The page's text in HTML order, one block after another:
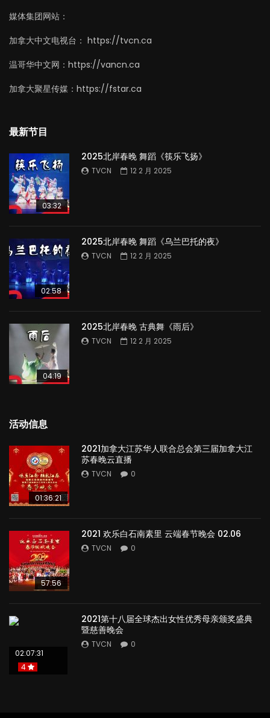
媒体集团网站：
加拿大中文电视台： https://tvcn.ca
温哥华中文网：https://vancn.ca
加拿大聚星传媒：https://fstar.ca
最新节目
03:32
2025北岸春晚 舞蹈《筷乐飞扬》
TVCN 12 2 月 2025
02:58
2025北岸春晚 舞蹈《乌兰巴托的夜》
TVCN 12 2 月 2025
04:19
2025北岸春晚 古典舞《雨后》
TVCN 12 2 月 2025
活动信息
01:36:21
2021加拿大江苏华人联合总会第三届加拿大江
苏春晚云直播
TVCN 0
57:56
2021 欢乐白石南素里 云端春节晚会 02.06
TVCN 0
02:07:31
4
2021第十八届全球杰出女性优秀母亲颁奖盛典
暨慈善晚会
TVCN 0